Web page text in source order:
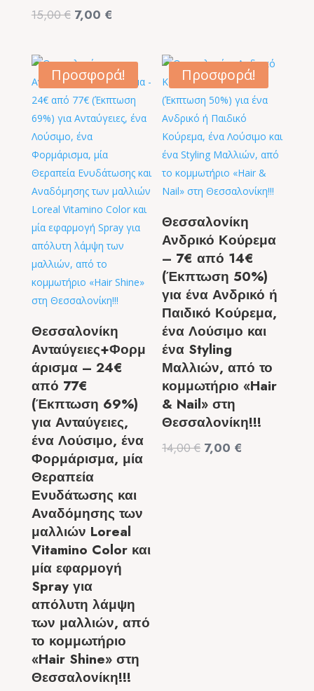
15,00€ Original
15,00 €.
7,00 €
είναι:
7,00 €.
Προσφορά!
Θεσσαλονίκη
Ανταύγειες+Φορμ
άρισμα – 24€
από 77€
(Έκπτωση 69%)
για Ανταύγειες,
ένα Λούσιμο, ένα
Φορμάρισμα, μία
Θεραπεία
Ενυδάτωσης και
Αναδόμησης των
μαλλιών Loreal
Vitamino Color και
μία εφαρμογή
Spray για
απόλυτη λάμψη
των μαλλιών, από
το κομμωτήριο
«Hair Shine» στη
Θεσσαλονίκη!!!
Προσφορά!
Θεσσαλονίκη
Ανδρικό Κούρεμα
– 7€ από 14€
(Έκπτωση 50%)
για ένα Ανδρικό ή
Παιδικό Κούρεμα,
ένα Λούσιμο και
ένα Styling
Μαλλιών, από το
κομμωτήριο «Hair
& Nail» στη
Θεσσαλονίκη!!!
14,00€ Original
7,00 €